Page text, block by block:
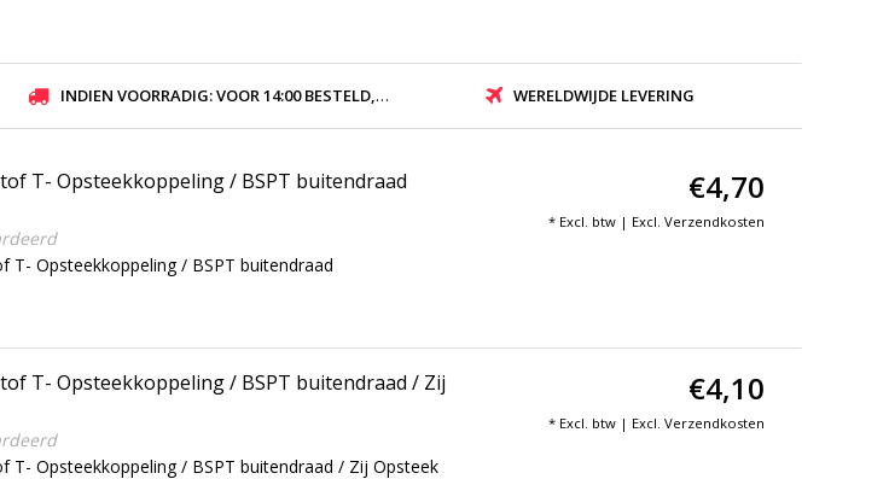
INDIEN VOORRADIG: VOOR 14:00 BESTELD, ZELFDE DAG VERZONDEN WERELDWIJDE LEVERING
T- Opsteekkoppeling / BSPT buitendraad
T- Opsteekkoppeling / BSPT buitendraad
€4,70
* Excl. btw | Excl. Verzendkosten
T- Opsteekkoppeling / BSPT buitendraad / Zij
T- Opsteekkoppeling / BSPT buitendraad / Zij Opsteek
€4,10
* Excl. btw | Excl. Verzendkosten